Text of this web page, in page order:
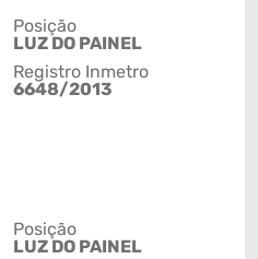
Posição
LUZ DO PAINEL
Registro Inmetro
6648/2013
Posição
LUZ DO PAINEL